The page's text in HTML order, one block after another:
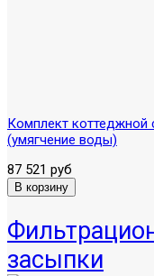
Комплект коттеджной
(умягчение воды)
87 521 руб
засыпки